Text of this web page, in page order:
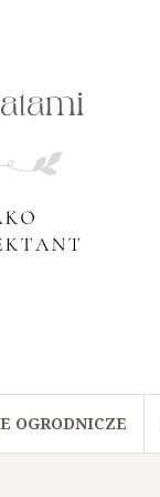
OGRODNICZE